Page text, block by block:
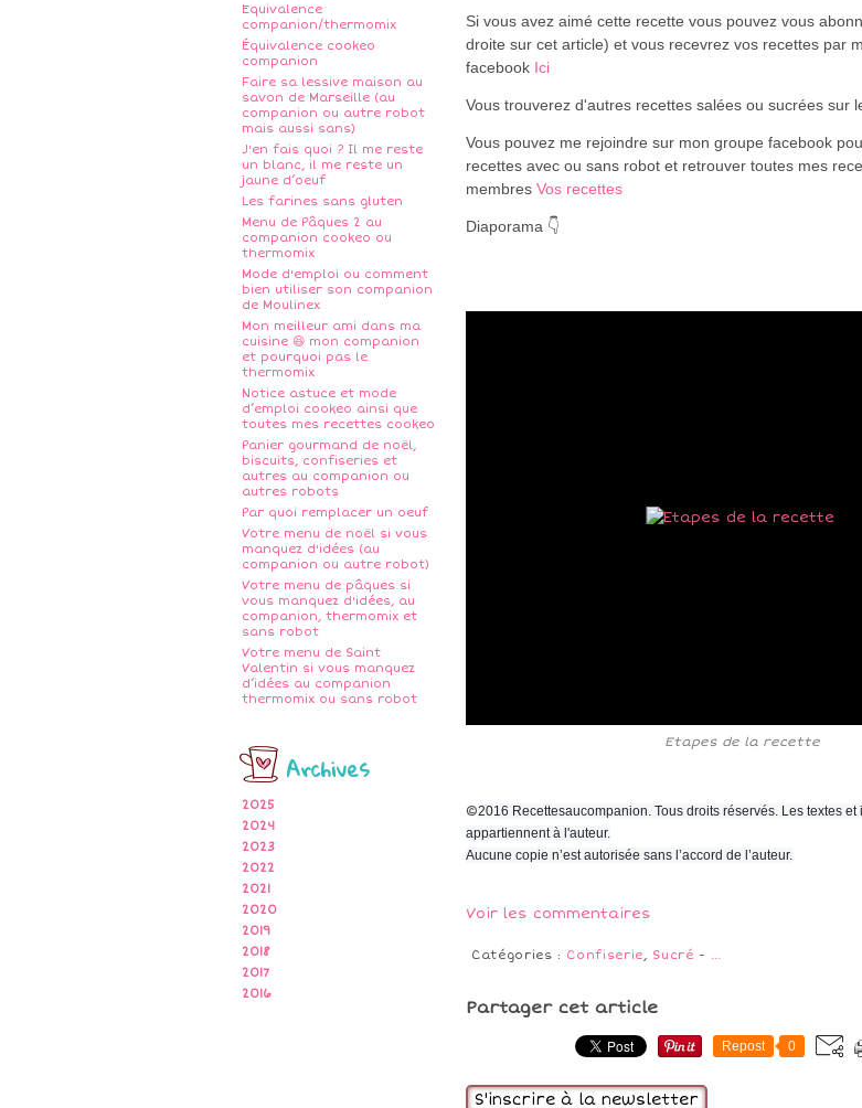
Equivalence
companion/thermomix
Équivalence cookeo
companion
Faire sa lessive maison au
savon de Marseille (au
companion ou autre robot
mais aussi sans)
J'en fais quoi ? Il me reste
un blanc, il me reste un
jaune d’oeuf
Les farines sans gluten
Menu de Pâques 2 au
companion cookeo ou
thermomix
Mode d'emploi ou comment
bien utiliser son companion
de Moulinex
Mon meilleur ami dans ma
cuisine 😆 mon companion
et pourquoi pas le
thermomix
Notice astuce et mode
d’emploi cookeo ainsi que
toutes mes recettes cookeo
Panier gourmand de noël,
biscuits, confiseries et
autres au companion ou
autres robots
Par quoi remplacer un oeuf
Votre menu de noël si vous
manquez d'idées (au
companion ou autre robot)
Votre menu de pâques si
vous manquez d'idées, au
companion, thermomix et
sans robot
Votre menu de Saint
Valentin si vous manquez
d’idées au companion
thermomix ou sans robot
Archives
2025
2024
2023
2022
2021
2020
2019
2018
2017
2016
Si vous avez aimé cette recette vous pouvez vous
droite sur cet article) et vous recevrez vos recettes par
facebook Ici
Vous trouverez d'autres recettes salées ou sucrées sur
Vous pouvez me rejoindre sur mon groupe facebook
recettes avec ou sans robot et retrouver toutes mes
membres Vos recettes
Diaporama 👇
Etapes de la recette
©2016 Recettesaucompanion. Tous droits réservés. Les textes et
appartiennent à l'auteur.
Aucune copie n’est autorisée sans l’accord de l’auteur.
Voir les commentaires
Catégories : Confiserie, Sucré - …
Partager cet article
Repost 0
S'inscrire à la newsletter